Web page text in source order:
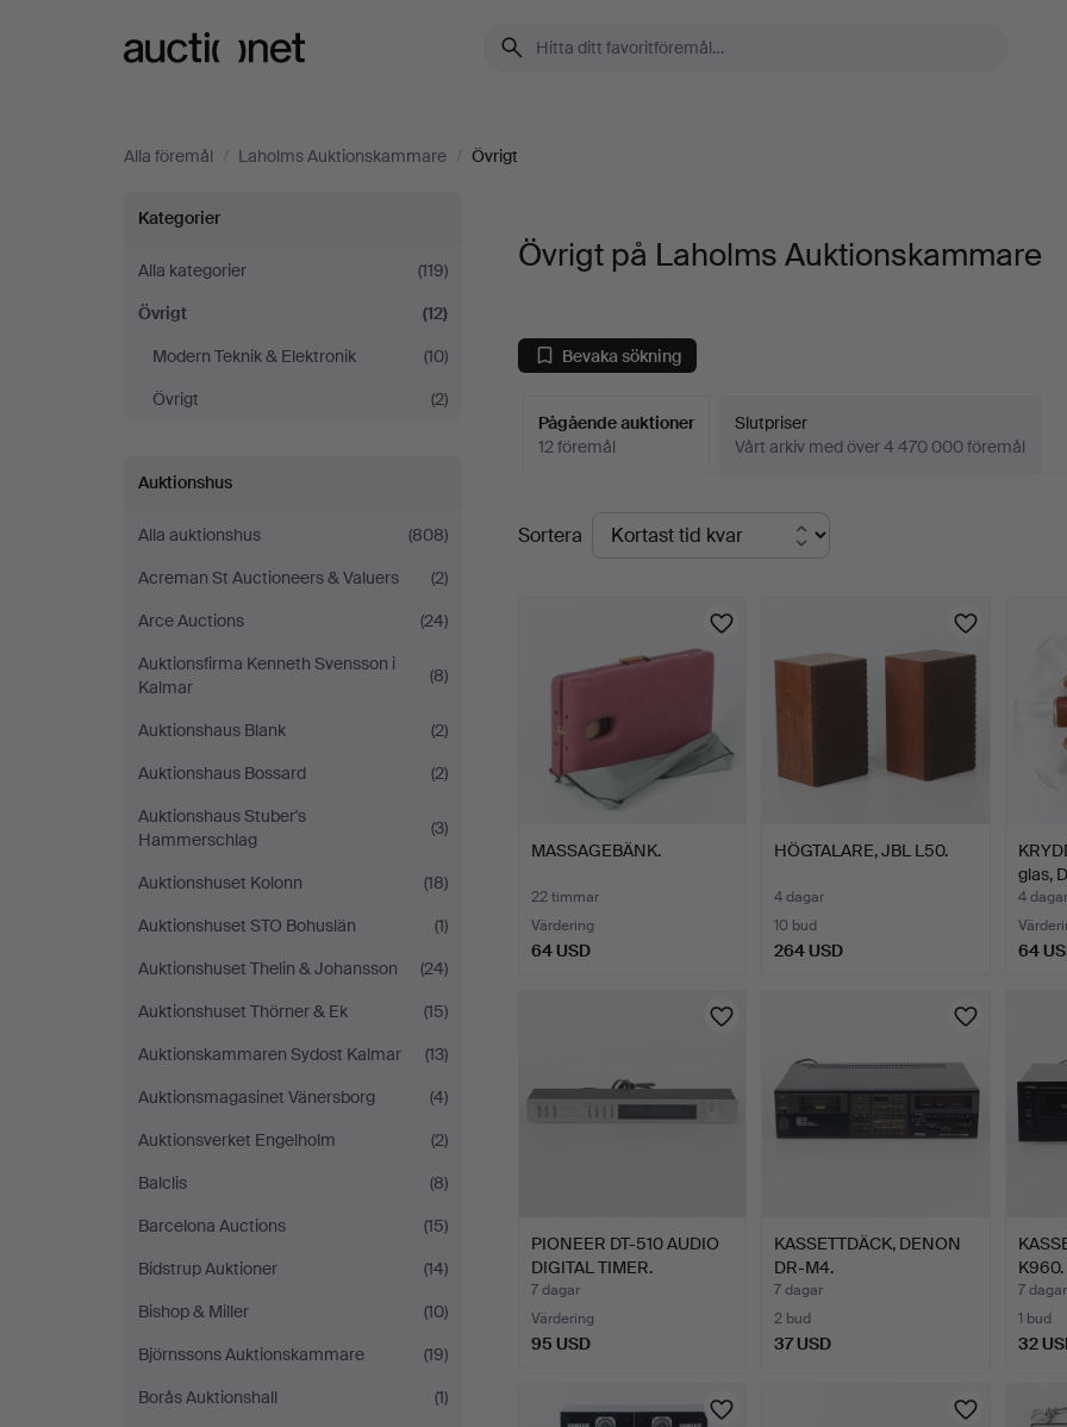
Alla föremål / Laholms Auktionskammare / Övrigt
Övrigt
på
Laholms
Auktionskammare
Kategorier
Alla kategorier
(119)
Övrigt
(12)
Modern Teknik & Elektronik
(10)
Övrigt
(2)
Auktionshus
Alla auktionshus
(808)
Acreman St Auctioneers & Valuers
(2)
Arce Auctions
(24)
Auktionsfirma Kenneth Svensson i
Kalmar
(8)
Auktionshaus Blank
(2)
Auktionshaus Bossard
(2)
Auktionshaus Stuber's
Hammerschlag
(3)
Auktionshuset Kolonn
(18)
Auktionshuset STO Bohuslän
(1)
Auktionshuset Thelin & Johansson
(24)
Auktionshuset Thörner & Ek
(15)
Auktionskammaren Sydost Kalmar
(13)
Auktionsmagasinet Vänersborg
(4)
Auktionsverket Engelholm
(2)
Balclis
(8)
Barcelona Auctions
(15)
Bidstrup Auktioner
(14)
Bishop & Miller
(10)
Björnssons Auktionskammare
(19)
Borås Auktionshall
(1)
Övrigt på Laholms Auktionskammare
Bevaka sökning
Pågående auktioner
12 föremål
Slutpriser
Vårt arkiv med över 4 470 000 föremål
Pågående
auktioner
Sortera
MASSAGEBÄNK.
22 timmar
Värdering
64 USD
HÖGTALARE, JBL L50.
4 dagar
10 bud
264 USD
glas,
4 dagar
64
PIONEER DT-510 AUDIO
DIGITAL TIMER.
7 dagar
Värdering
95 USD
KASSETTDÄCK, DENON
DR-M4.
7 dagar
2 bud
37 USD
K960.
7 dagar
1 bud
32